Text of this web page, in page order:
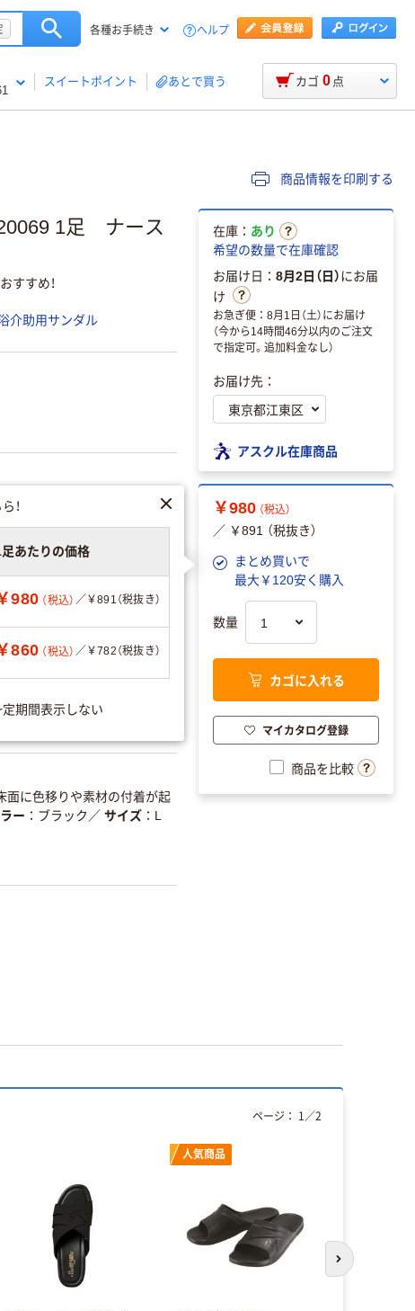
各種お手続き ヘルプ
スイートポイント あとで買う カゴ 0 点
商品情報を印刷する
1足 ナース
すすめ！
介助用サンダル
を見る
面に色移りや素材の付着が起
ー ブラック ／ サイズ
L
在庫： あり
希望の数量で在庫確認
お届け日： 8月2日（日）にお届
け
お急ぎ便：8月1日（土）にお届け
（今から14時間46分以内のご注文
で指定可。追加料金なし）
お届け先：
アスクル在庫商品
￥980 （税込）
／ ￥891 （税抜き）
まとめ買いで
最大￥120安く購入
！
足あたりの価格
980 （税込） ／￥891（税抜き）
860 （税込） ／￥782（税抜き）
定期間表示しない
数量
カゴに入れる
マイカタログ登録
商品を比較
人気商品
ページ： 1 ／2
次のスライド